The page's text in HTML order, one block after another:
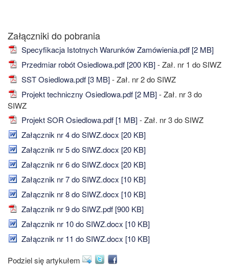
Załączniki do pobrania
Specyfikacja Istotnych Warunków Zamówienia.pdf [2 MB]
Przedmiar robót Osiedlowa.pdf [200 KB]- Zał. nr 1 do SIWZ
SST Osiedlowa.pdf [3 MB]- Zał. nr 2 do SIWZ
Projekt techniczny Osiedlowa.pdf [2 MB]- Zał. nr 3 do
SIWZ
Projekt SOR Osiedlowa.pdf [1 MB]- Zał. nr 3 do SIWZ
Załącznik nr 4 do SIWZ.docx [20 KB]
Załącznik nr 5 do SIWZ.docx [20 KB]
Załącznik nr 6 do SIWZ.docx [20 KB]
Załącznik nr 7 do SIWZ.docx [10 KB]
Załącznik nr 8 do SIWZ.docx [10 KB]
Załącznik nr 9 do SIWZ.pdf [900 KB]
Załącznik nr 10 do SIWZ.docx [10 KB]
Załącznik nr 11 do SIWZ.docx [10 KB]
Podziel się artykułem